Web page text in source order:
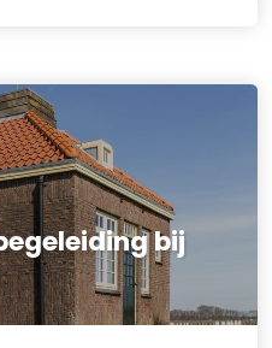
bij